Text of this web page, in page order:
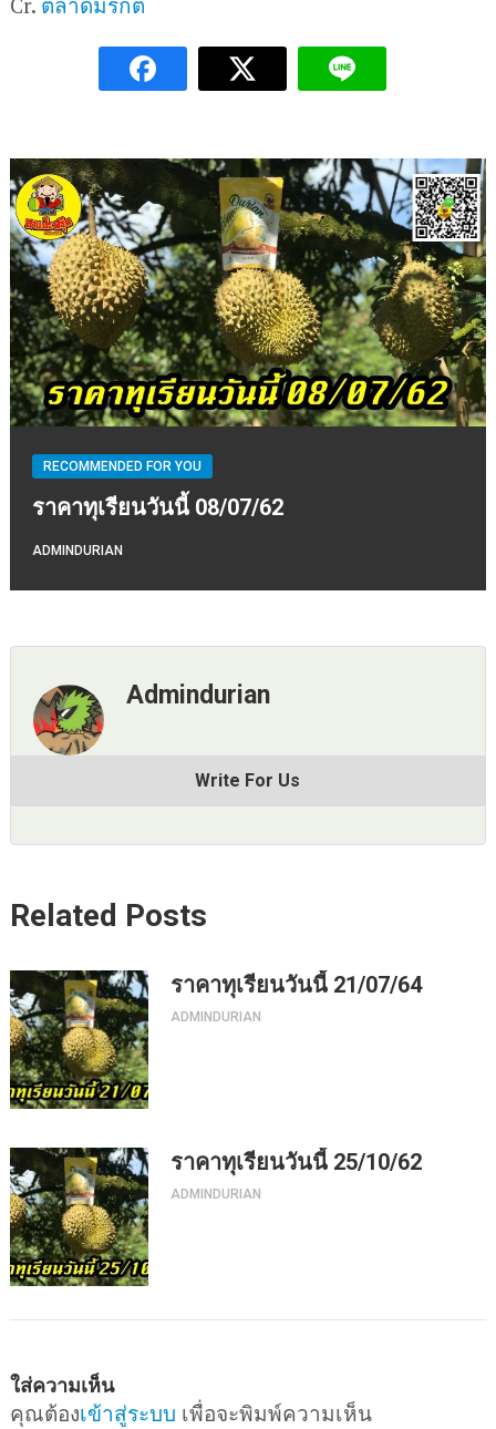
RECOMMENDED FOR YOU
ราคาทุเรียนวันนี้ 08/07/62
ADMINDURIAN
Admindurian
Write For Us
Related Posts
ราคาทุเรียนวันนี้ 21/07/64
ADMINDURIAN
ราคาทุเรียนวันนี้ 25/10/62
ADMINDURIAN
ใส่ความเห็น
คุณต้องเข้าสู่ระบบ เพื่อจะพิมพ์ความเห็น